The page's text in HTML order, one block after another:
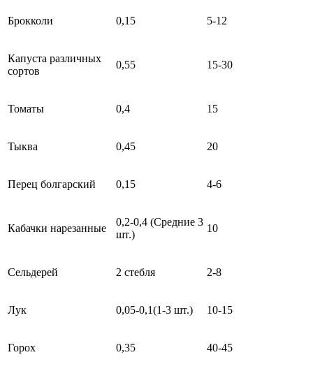
Брокколи 0,15 5-12
Капуста различных
сортов
0,55 15-30
Томаты 0,4 15
Тыква 0,45 20
Перец болгарский 0,15 4-6
Кабачки нарезанные
0,2-0,4 (Средние 3
шт.)
10
Сельдерей 2 стебля 2-8
Лук 0,05-0,1(1-3 шт.) 10-15
Горох 0,35 40-45